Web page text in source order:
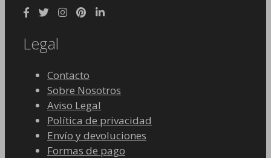
Legal
Contacto
Sobre Nosotros
Aviso Legal
Política de privacidad
Envío y devoluciones
Formas de pago